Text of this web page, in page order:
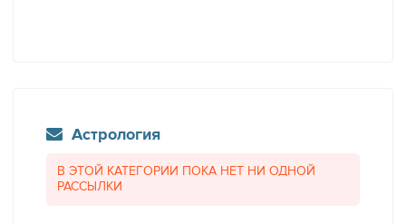
Астрология
В ЭТОЙ КАТЕГОРИИ ПОКА НЕТ НИ ОДНОЙ
РАССЫЛКИ